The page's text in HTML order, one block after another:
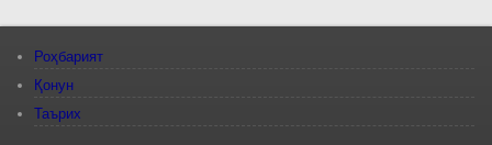
Роҳбарият
Қонун
Таърих